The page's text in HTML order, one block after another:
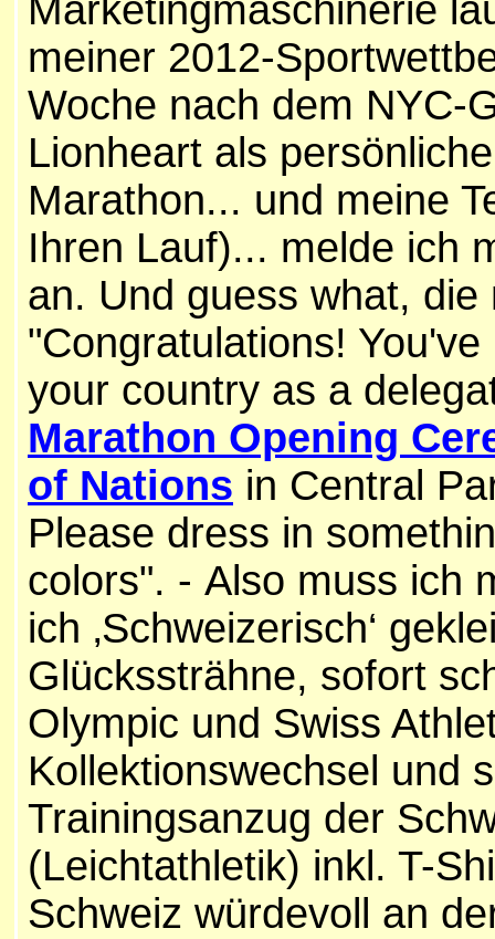
Marketingmaschinerie
meiner 2012-
Woche nach dem NYC-
Lionheart als
Marathon... und meine
Ihren Lauf)... melde ich
an. Und guess what, die
"Congratulations!
your country as a
Marathon Opening
of Nations in Central
Please dress in
colors". - Also muss ich
ich ‚Schweizerisch‘
Glückssträhne, sofort
Olympic und Swiss
Kollektionswechsel und
Trainingsanzug der
(Leichtathletik) inkl. T-
Schweiz würdevoll an